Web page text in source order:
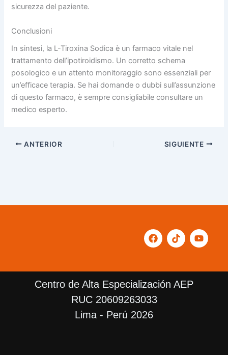
sicurezza del paziente.
Conclusioni
In sintesi, la L-Tiroxina Sodica è un farmaco vitale nel
trattamento dell’ipotiroidismo. Un corretto schema
posologico e un attento monitoraggio sono essenziali per
un’efficace terapia. Se hai domande o dubbi sull’assunzione
di questo farmaco, è sempre consigliabile consultare un
medico esperto.
ANTERIOR SIGUIENTE
F
a
b
o
k
T
i
o
k
Y
o
u
Centro de Alta Especialización AEP
RUC 20609263033
Lima - Perú 2026